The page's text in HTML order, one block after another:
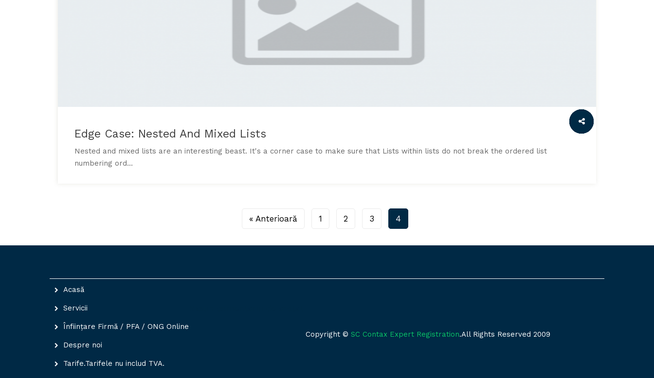
Edge Case: Nested And Mixed Lists
Nested and mixed lists are an interesting beast. It's a corner case to make sure that Lists within lists do not break the ordered list
numbering ord...
« Anterioară 1 2 3 4
Acasă
Servicii
Înființare Firmă / PFA / ONG Online
Despre noi
Tarife.Tarifele nu includ TVA.
Copyright © SC Contax Expert Registration.All Rights Reserved 2009